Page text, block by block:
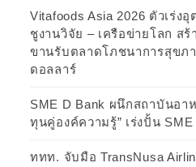
Vitafoods Asia 2026 ตัวเร่ง
ชูงานวิจัย – เครือข่ายโลก ส
ขานรับตลาดโภชนาการสุขภ
ดอลลาร์
SME D Bank ผนึกสถาบันอา
ทุนคู่องค์ความรู้” เร่งปั้น
ททท. จับมือ TransNusa